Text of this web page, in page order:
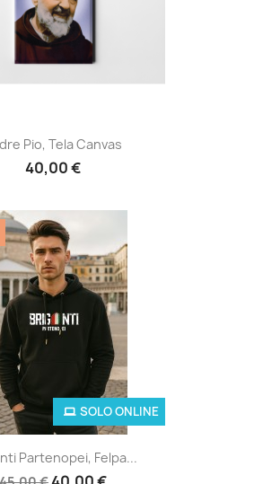
Pio, Tela Canvas
40,00 €
Partenopei, Felpa...
SOLO ONLINE